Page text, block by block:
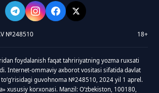
№248510 18+
foydalanish faqat tahririyatning yozma ruxsati
Internet-ommaviy axborot vositasi sifatida davlat
toʻgʻrisidagi guvohnoma №248510, 2024 yil 1 aprel.
xususiy korxonasi. Manzil: Oʻzbekiston, 100180,